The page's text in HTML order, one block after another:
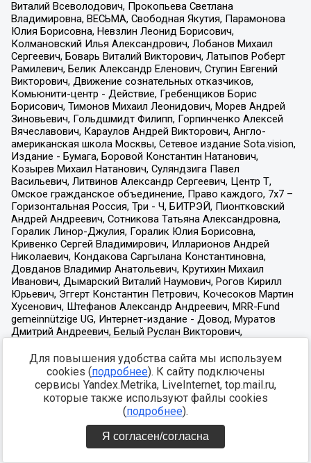
Для повышения удобства сайта мы используем
cookies (подробнее). К сайту подключены
сервисы Yandex.Metrika, LiveInternet, top.mail.ru,
которые также используют файлы cookies
(подробнее).
Я согласен/согласна